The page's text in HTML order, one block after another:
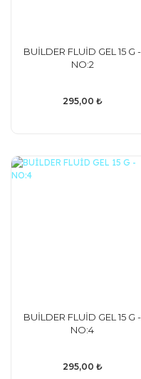
BUİLDER FLUİD GEL 15 G -
NO:2
295,00 ₺
BUİLDER FLUİD GEL 15 G -
NO:4
295,00 ₺